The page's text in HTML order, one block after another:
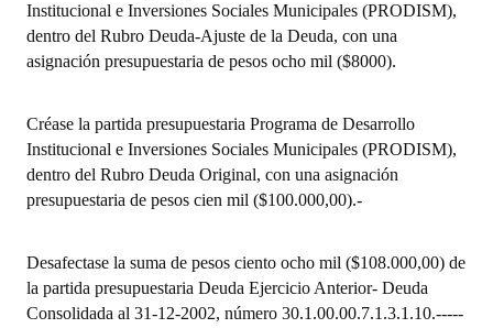
Institucional e Inversiones Sociales Municipales (PRODISM),
dentro del Rubro Deuda-Ajuste de la Deuda, con una
asignación presupuestaria de pesos ocho mil ($8000).
Créase la partida presupuestaria Programa de Desarrollo
Institucional e Inversiones Sociales Municipales (PRODISM),
dentro del Rubro Deuda Original, con una asignación
presupuestaria de pesos cien mil ($100.000,00).-
Desafectase la suma de pesos ciento ocho mil ($108.000,00) de
la partida presupuestaria Deuda Ejercicio Anterior- Deuda
Consolidada al 31-12-2002, número 30.1.00.00.7.1.3.1.10.-----